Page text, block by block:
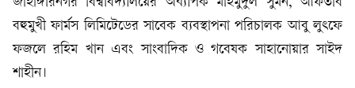
বহুমুখী ফার্মস লিমিটেডের সাবেক ব্যবস্থাপনা পরিচালক আবু লুৎফে
ফজলে রহিম খান এবং সাংবাদিক ও গবেষক সাহানোয়ার সাইদ
শাহীন।